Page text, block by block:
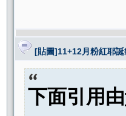
[貼圖]11+12月粉紅耶
下面引用由